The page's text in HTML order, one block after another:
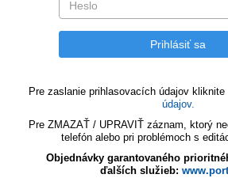
Pre zaslanie prihlasovacích údajov kliknite
údajov.
Pre ZMAZAŤ / UPRAVIŤ záznam, ktorý
telefón alebo pri problémoch s
Objednávky garantovaného
ďalších služieb: